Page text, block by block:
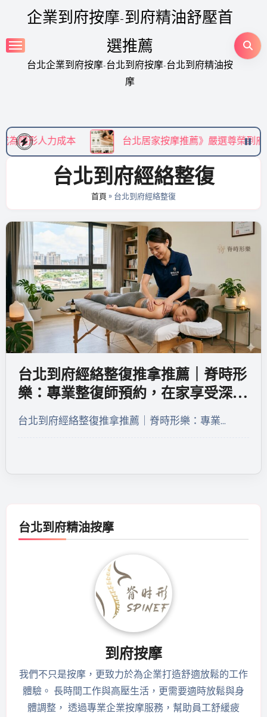
content
企業到府按摩-到府精油舒壓首
選推薦
台北企業到府按摩-台北到府按摩-台北到府精油按
摩
成本 台北居家按摩推薦》嚴選尊榮到府精油 SPA
台北到府經絡整復
首頁 » 台北到府經絡整復
台北到府經絡整復推拿推薦｜脊時形
樂：專業整復師預約，在家享受深層
放鬆
台北到府經絡整復推拿推薦｜脊時形樂：專業…
台北到府精油按摩
到府按摩
我們不只是按摩，更致力於為企業打造舒適放鬆的工作
體驗。 長時間工作與高壓生活，更需要適時放鬆與身
體調整， 透過專業企業按摩服務，幫助員工舒緩疲